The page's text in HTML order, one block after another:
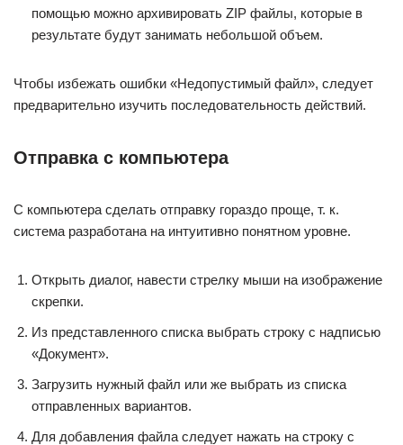
помощью можно архивировать ZIP файлы, которые в
результате будут занимать небольшой объем.
Чтобы избежать ошибки «Недопустимый файл», следует
предварительно изучить последовательность действий.
Отправка с компьютера
С компьютера сделать отправку гораздо проще, т. к.
система разработана на интуитивно понятном уровне.
Открыть диалог, навести стрелку мыши на изображение
скрепки.
Из представленного списка выбрать строку с надписью
«Документ».
Загрузить нужный файл или же выбрать из списка
отправленных вариантов.
Для добавления файла следует нажать на строку с